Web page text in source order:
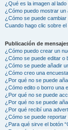
¿Qué es la imagen al
¿Cómo puedo mostrar un
¿Cómo se puede cambiar
Cuando hago clic sobre
Publicación de
¿Cómo puedo crear un
¿Cómo se puede editar o
¿Cómo se puede añadir
¿Cómo creo una
¿Por qué no se puede
¿Cómo edito o borro una
¿Por qué no se puede
¿Por qué no se puede
¿Por qué recibí una
¿Cómo se puede
¿Para qué sirve el botón